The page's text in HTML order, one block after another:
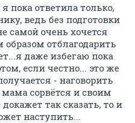
пока ответила только,
ведь без подготовки
самой очень хочется
образом отблагодарить
даже избегаю пока
если честно... это же
- наговорить
сорвётся и своим
так сказать, то и
наступить...